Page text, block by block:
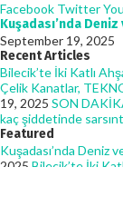
Facebook Twitter
Kuşadası’nda Deniz
September 19, 2025
Recent Articles
Bilecik’te İki Katlı
Çelik Kanatlar,
19, 2025 SON
kaç şiddetinde
Featured
Kuşadası’nda Deniz
2025 Bilecik’te İki